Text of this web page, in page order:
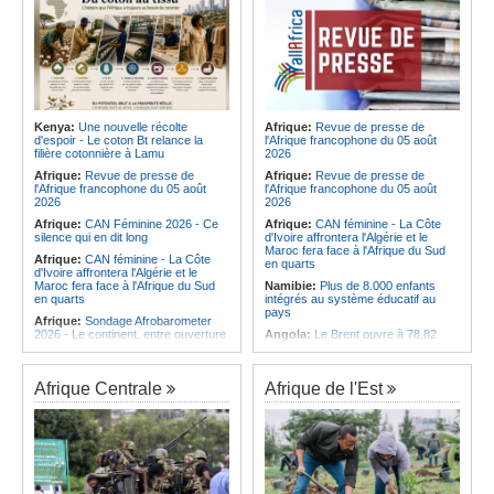
Kenya: Une nouvelle récolte
d'espoir - Le coton Bt relance la
filière cotonnière à Lamu
Afrique: Revue de presse de
l'Afrique francophone du 05 août
2026
Afrique: CAN Féminine 2026 - Ce
silence qui en dit long
Afrique: CAN féminine - La Côte
d'Ivoire affrontera l'Algérie et le
Maroc fera face à l'Afrique du Sud
en quarts
Afrique: Sondage Afrobarometer
2026 - Le continent, entre ouverture
Afrique:L'Éthiopie accueillera la
76e session du Comité régional de
l'OMS pour le continent
Afrique:La chaîne Canal+ va
diffuser l'ensemble des coupes
d'Europe de football sur le continent
Afrique:Les soins de santé
passent aussi par les familles et les
Afrique: Revue de presse de
l'Afrique francophone du 05 août
2026
Afrique: Revue de presse de
l'Afrique francophone du 05 août
2026
Afrique: CAN féminine - La Côte
d'Ivoire affrontera l'Algérie et le
Maroc fera face à l'Afrique du Sud
en quarts
Namibie: Plus de 8.000 enfants
intégrés au système éducatif au
pays
Angola: Le Brent ouvre à 78,82
Angola:Une commission présente
son plan d'intervention en cas de
catastrophe à Huambo
Angola:L'IDF renforce l'application
de la loi pour préserver la faune
sauvage
Angola:Les chasseurs angolais
préconisent la numérisation du
Afrique Centrale Afrique de l'Est